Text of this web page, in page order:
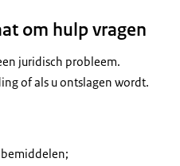
om hulp vragen
juridisch probleem.
of als u ontslagen wordt.